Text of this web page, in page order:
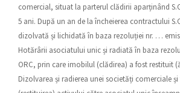
comercial, situat la parterul clădirii aparținând
5 ani. După un an de la încheierea contractului
dizolvată și lichidată în baza rezoluției nr. …
Hotărârii asociatului unic și radiată în baza
ORC, prin care imobilul (clădirea) a fost restituit
Dizolvarea și radierea unei societăți comerciale